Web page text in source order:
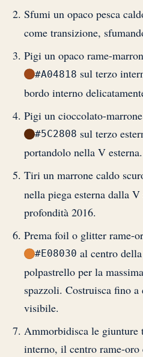
Sfumi un opaco pesca
come transizione,
Pigi un opaco rame-
#A04818 sul terzo
bordo interno
Pigi un cioccolato-
#5C2808 sul terzo
portandolo nella V
Tiri un marrone caldo
nella piega esterna dalla V
profondità 2016.
Prema foil o glitter rame-
#E08030 al centro
polpastrello per la
spazzoli. Costruisca fino
visibile.
Ammorbidisca le giunture
interno, il centro rame-